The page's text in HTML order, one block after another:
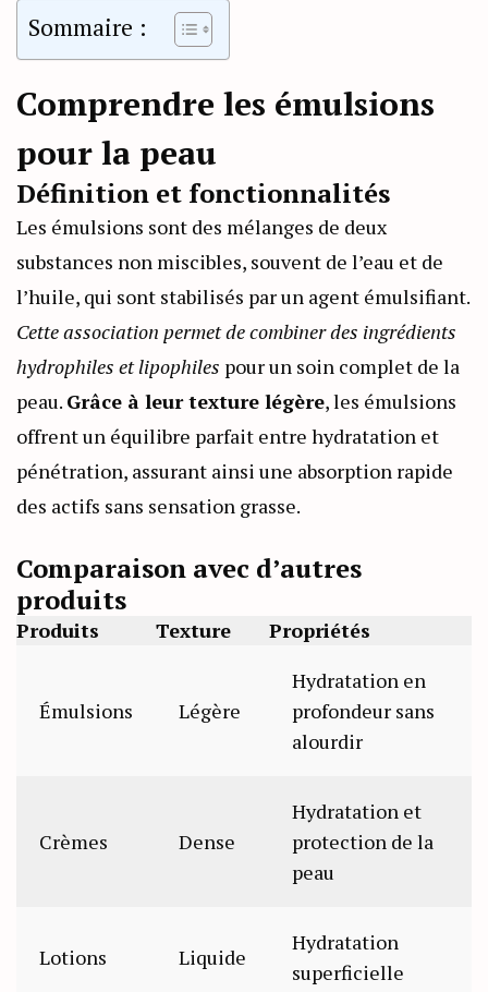
Sommaire :
Comprendre les émulsions
pour la peau
Définition et fonctionnalités
Les émulsions sont des mélanges de deux
substances non miscibles, souvent de l’eau et de
l’huile, qui sont stabilisés par un agent émulsifiant.
Cette association permet de combiner des ingrédients
hydrophiles et lipophiles pour un soin complet de la
peau. Grâce à leur texture légère, les émulsions
offrent un équilibre parfait entre hydratation et
pénétration, assurant ainsi une absorption rapide
des actifs sans sensation grasse.
Comparaison avec d’autres
produits
Produits Texture Propriétés
Émulsions Légère
Hydratation en
profondeur sans
alourdir
Crèmes Dense
Hydratation et
protection de la
peau
Lotions Liquide
Hydratation
superficielle